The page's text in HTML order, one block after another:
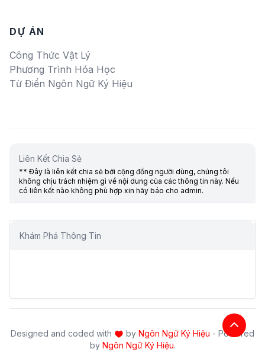
DỰ ÁN
Công Thức Vật Lý
Phương Trình Hóa Học
Từ Điển Ngôn Ngữ Ký Hiệu
Liên Kết Chia Sẻ
** Đây là liên kết chia sẻ bới cộng đồng người dùng, chúng tôi
không chịu trách nhiệm gì về nội dung của các thông tin này. Nếu
có liên kết nào không phù hợp xin hãy báo cho admin.
Khám Phá Thông Tin
Designed and coded with by Ngôn Ngữ Ký Hiệu - Powered
by Ngôn Ngữ Ký Hiệu.